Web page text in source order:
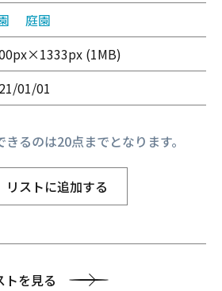
庭園
(1MB)
01/01
るのは20点までとなります。
リストに追加する
トを見る